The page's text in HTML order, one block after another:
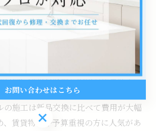
ム費用は、部分的な補修であれば数万
バス全体の交換となると100万円前後
ます。これには浴槽や壁、床の交換、
が含まれます。
合は、現状の設備を活用した塗装やパ
分リフォームが有効です。例えば、浴
の施工は新品交換に比べて費用が大幅
、賃貸物件や予算重視の方に人気があ
お問い合わせはこちら
お問い合わせはこちら